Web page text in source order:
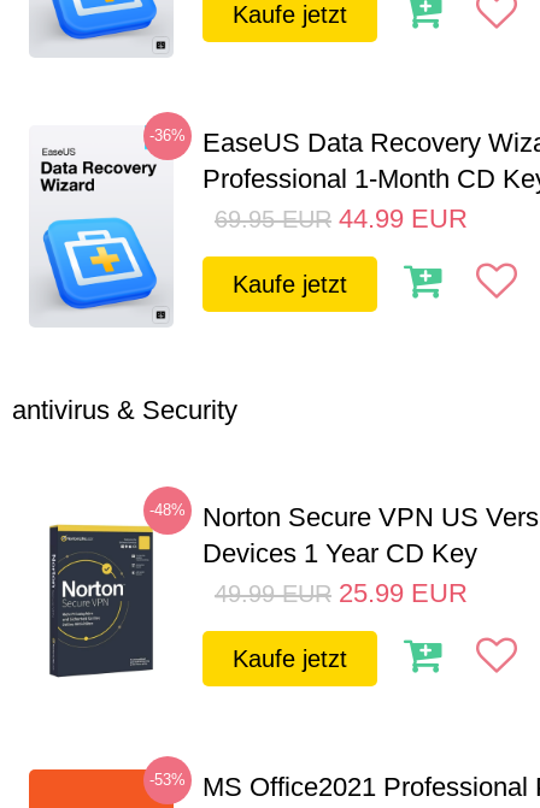
Kaufe jetzt
-36%
EaseUS Data Recovery
Professional 1-Month CD
69.95 EUR 44.99 EUR
Kaufe jetzt
antivirus & Security
-48%
Norton Secure VPN US
Devices 1 Year CD Key
49.99 EUR 25.99 EUR
Kaufe jetzt
-53%
MS Office2021 Professional